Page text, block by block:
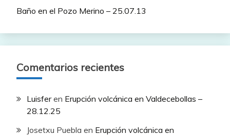
Baño en el Pozo Merino – 25.07.13
Comentarios recientes
Luisferen Erupción volcánica en Valdecebollas –
28.12.25
Josetxu Puebla en Erupción volcánica en